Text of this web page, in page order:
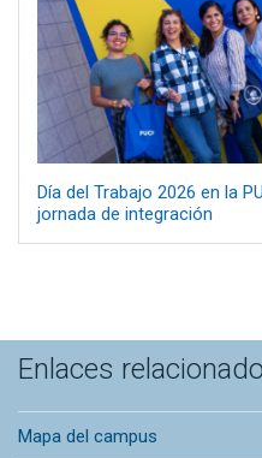
Día del Trabajo 2026 en la
jornada de integración
Enlaces
Mapa del campus